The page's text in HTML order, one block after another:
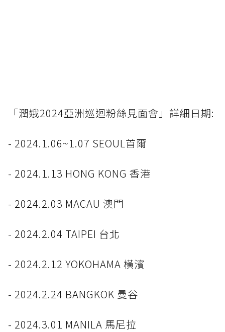
「潤娥2024亞洲巡迴粉絲見面會」詳細日期:
- 2024.1.06~1.07 SEOUL首爾
- 2024.1.13 HONG KONG 香港
- 2024.2.03 MACAU 澳門
- 2024.2.04 TAIPEI 台北
- 2024.2.12 YOKOHAMA 橫濱
- 2024.2.24 BANGKOK 曼谷
- 2024.3.01 MANILA 馬尼拉